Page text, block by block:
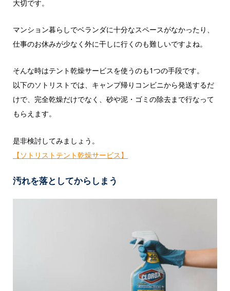
大切です。
マンション暮らしでベランダに十分なスペースがなかったり、
仕事のお休みが少なく外に干しに行くのも難しいですよね。
そんな時はテント乾燥サービスを使うのも1つの手段です。
以下のソトリストでは、キャンプ帰りコンビニから発送するだ
けで、完全乾燥だけでなく、砂や泥・ゴミの除去まで行なって
もらえます。
是非検討してみましょう。
【ソトリストテント乾燥サービス】
汚れを落としてからしまう